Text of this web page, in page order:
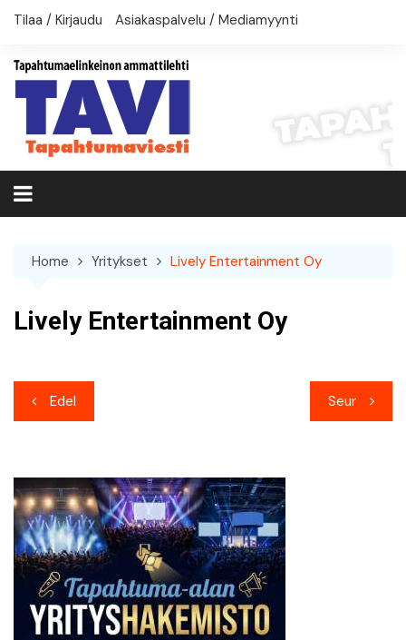
Skip
Tilaa / Kirjaudu Asiakaspalvelu / Mediamyynti
Home Yritykset Lively Entertainment Oy
Lively Entertainment Oy
Artikkelien
selaus
Edel Seur